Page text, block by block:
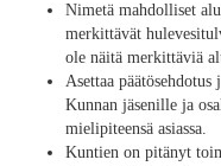
Nimetä mahdolliset
merkittävät
ole näitä merkittäviä
Asettaa
Kunnan jäsenille ja
mielipiteensä asiassa.
Kuntien on pitänyt